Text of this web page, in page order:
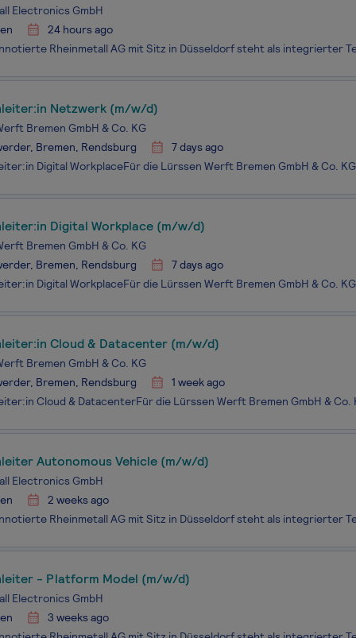
Electronics GmbH
24 hours ago
Netzwerk (m/w/d)
Bremen GmbH & Co. KG
Bremen, Rendsburg
7 days ago
Digital Workplace (m/w/d)
Bremen GmbH & Co. KG
Bremen, Rendsburg
7 days ago
Cloud & Datacenter (m/w/d)
Bremen GmbH & Co. KG
Bremen, Rendsburg
1 week ago
Autonomous Vehicle (m/w/d)
Electronics GmbH
2 weeks ago
- Platform Model (m/w/d)
Electronics GmbH
3 weeks ago